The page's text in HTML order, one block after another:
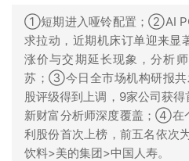
①短期进入哑铃配置；②AI
求拉动，近期机床订单迎来显
涨价与交期延长现象，分析
苏；③今日全市场机构研报
股评级得到上调，9家公司获
新财富分析师深度覆盖；④在
利股份首次上榜，前五名依次
饮料>美的集团>中国人寿。